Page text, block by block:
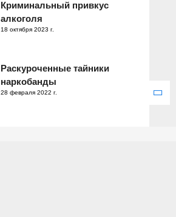
Криминальный привкус
алкоголя
18 октября 2023 г.
Раскуроченные тайники
наркобанды
28 февраля 2022 г.